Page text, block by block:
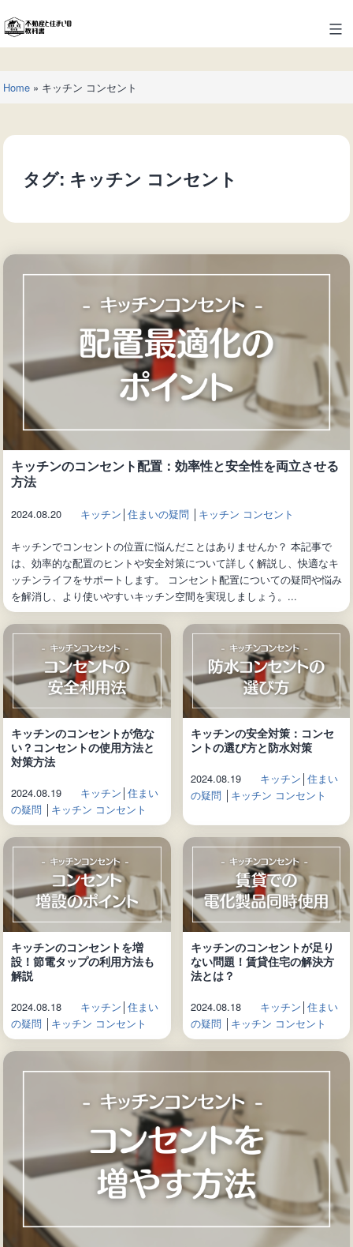
ン
テ
ツ
へ
キ
不
動
産
と
住
い
書
Home» キッチン コンセント
タグ: キッチン コンセント
キッチンのコンセント配置：効率性と安全性を両立させる
方法
2024.08.20 キッチン │ 住まいの疑問 │ キッチン コンセント
キッチンでコンセントの位置に悩んだことはありませんか？ 本記事で
は、効率的な配置のヒントや安全対策について詳しく解説し、快適なキ
ッチンライフをサポートします。 コンセント配置についての疑問や悩み
を解消し、より使いやすいキッチン空間を実現しましょう。...
キッチンのコンセントが危な
い？コンセントの使用方法と
対策方法
2024.08.19 キッチン 住まい
の疑問
キッチン コンセント
キッチンの安全対策：コンセ
ントの選び方と防水対策
2024.08.19 キッチン 住まい
の疑問
キッチン コンセント
キッチンのコンセントを増
設！節電タップの利用方法も
解説
2024.08.18 キッチン │ 住まい
の疑問 │ キッチン コンセント
キッチンのコンセントが足り
ない問題！賃貸住宅の解決方
法とは？
2024.08.18 キッチン │ 住まい
の疑問 │ キッチン コンセント